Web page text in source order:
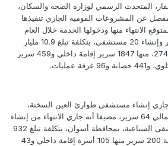
المتحدث الرسمي لوزارة الصحة والسكان،
عن المشروعات القومية الجاري تنفيذها
الانتهاء منها ودخولها الخدمة خلال العام
الحالي ، والتي تتضمن تطوير وإنشاء 20 مستشفى، بتكلفة تبلغ 10.9 مليار
جنيه، وبإجمالي عدد أسرة 2747، منها 1847 سرير إقامة داخلي و459 سرير
جاري إنشاء مستشفى طوارئ العين السخنة،
بتكلفة 490 مليون جنيه، باجمالي 64 سرير، مضيفا أنه جاري الانتهاء من إنشاء
مستشفى كوم امبو، ومستشفى السباعية، بمحافظة أسوان، بتكلفة تبلغ 932
مليون جنيه، وبطاقة استيعابية 200 سرير منها 105 أسرة إقامة داخلي و43